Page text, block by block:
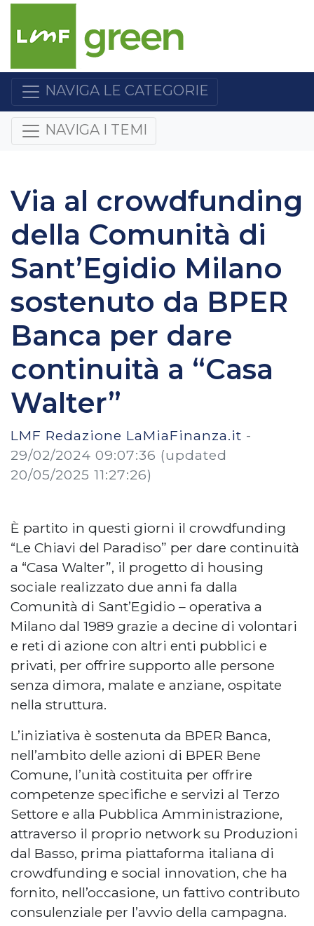
NAVIGA LE CATEGORIE
NAVIGA I TEMI
Via al crowdfunding
della Comunità di
Sant’Egidio Milano
sostenuto da BPER
Banca per dare
continuità a “Casa
Walter”
LMF Redazione LaMiaFinanza.it -
29/02/2024 09:07:36 (updated
20/05/2025 11:27:26)
È partito in questi giorni il crowdfunding
“Le Chiavi del Paradiso” per dare continuità
a “Casa Walter”, il progetto di housing
sociale realizzato due anni fa dalla
Comunità di Sant’Egidio – operativa a
Milano dal 1989 grazie a decine di volontari
e reti di azione con altri enti pubblici e
privati, per offrire supporto alle persone
senza dimora, malate e anziane, ospitate
nella struttura.
L’iniziativa è sostenuta da BPER Banca,
nell’ambito delle azioni di BPER Bene
Comune, l’unità costituita per offrire
competenze specifiche e servizi al Terzo
Settore e alla Pubblica Amministrazione,
attraverso il proprio network su Produzioni
dal Basso, prima piattaforma italiana di
crowdfunding e social innovation, che ha
fornito, nell’occasione, un fattivo contributo
consulenziale per l’avvio della campagna.